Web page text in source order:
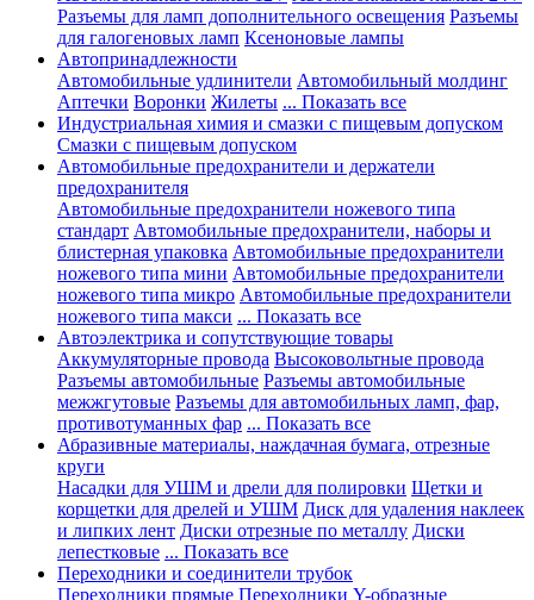
Разъемы для ламп дополнительного освещения Разъемы
для галогеновых ламп Ксеноновые лампы
Автопринадлежности
Автомобильные удлинители Автомобильный молдинг
Аптечки Воронки Жилеты ... Показать все
Индустриальная химия и смазки с пищевым допуском
Смазки с пищевым допуском
Автомобильные предохранители и держатели
предохранителя
Автомобильные предохранители ножевого типа
стандарт Автомобильные предохранители, наборы и
блистерная упаковка Автомобильные предохранители
ножевого типа мини Автомобильные предохранители
ножевого типа микро Автомобильные предохранители
ножевого типа макси ... Показать все
Автоэлектрика и сопутствующие товары
Аккумуляторные провода Высоковольтные провода
Разъемы автомобильные Разъемы автомобильные
межжгутовые Разъемы для автомобильных ламп, фар,
противотуманных фар ... Показать все
Абразивные материалы, наждачная бумага, отрезные
круги
Насадки для УШМ и дрели для полировки Щетки и
корщетки для дрелей и УШМ Диск для удаления наклеек
и липких лент Диски отрезные по металлу Диски
лепестковые ... Показать все
Переходники и соединители трубок
Переходники прямые Переходники Y-образные